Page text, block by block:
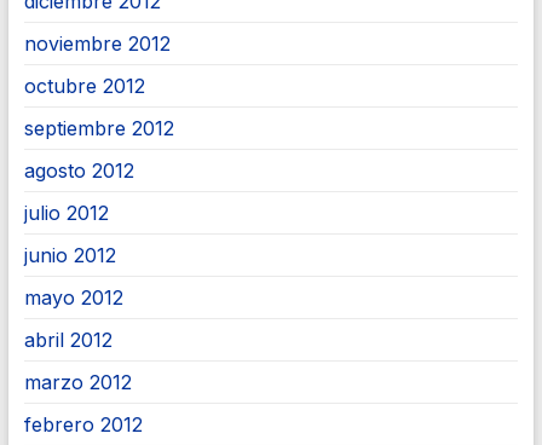
noviembre 2012
octubre 2012
septiembre 2012
agosto 2012
julio 2012
junio 2012
mayo 2012
abril 2012
marzo 2012
febrero 2012